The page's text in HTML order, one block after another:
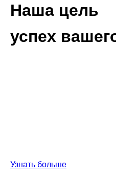
Наша цель
успех
Узнать больше